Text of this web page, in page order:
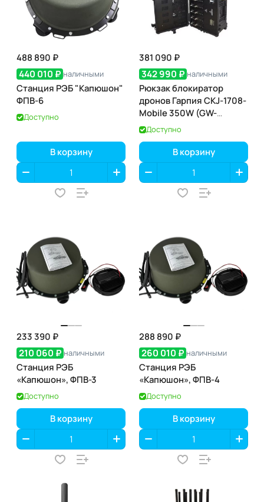
488 890 ₽
440 010 ₽ наличными
Станция РЭБ "Капюшон"
ФПВ-6
Доступно
В корзину
381 090 ₽
342 990 ₽ наличными
Рюкзак блокиратор
дронов Гарпия CKJ-1708-
Mobile 350W (GW-
JAM6UAV)
Доступно
В корзину
233 390 ₽
210 060 ₽ наличными
Станция РЭБ
«Капюшон», ФПВ-3
Доступно
В корзину
288 890 ₽
260 010 ₽ наличными
Станция РЭБ
«Капюшон», ФПВ-4
Доступно
В корзину